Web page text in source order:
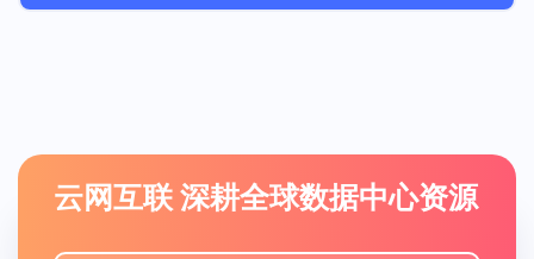
云网互联 深耕全球数据中心资源